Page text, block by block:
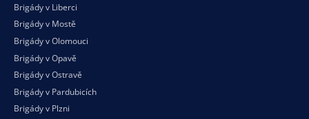
Brigády v Liberci
Brigády v Mostě
Brigády v Olomouci
Brigády v Opavě
Brigády v Ostravě
Brigády v Pardubicích
Brigády v Plzni